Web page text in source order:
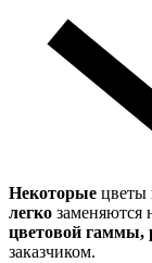
Некоторые цветы
легко заменяются
цветовой гаммы,
заказчиком.